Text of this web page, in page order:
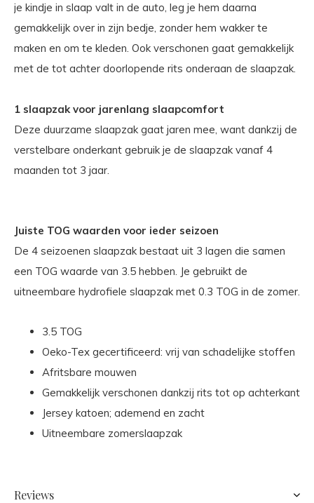
je kindje in slaap valt in de auto, leg je hem daarna
gemakkelijk over in zijn bedje, zonder hem wakker te
maken en om te kleden. Ook verschonen gaat gemakkelijk
met de tot achter doorlopende rits onderaan de slaapzak.
1 slaapzak voor jarenlang slaapcomfort
Deze duurzame slaapzak gaat jaren mee, want dankzij de
verstelbare onderkant gebruik je de slaapzak vanaf 4
maanden tot 3 jaar.
Juiste TOG waarden voor ieder seizoen
De 4 seizoenen slaapzak bestaat uit 3 lagen die samen
een TOG waarde van 3.5 hebben. Je gebruikt de
uitneembare hydrofiele slaapzak met 0.3 TOG in de zomer.
3.5 TOG
Oeko-Tex gecertificeerd: vrij van schadelijke stoffen
Afritsbare mouwen
Gemakkelijk verschonen dankzij rits tot op achterkant
Jersey katoen; ademend en zacht
Uitneembare zomerslaapzak
Reviews